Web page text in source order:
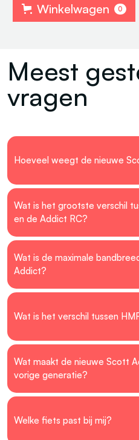
Winkelwagen 0
Meest
vragen
Hoeveel weegt de nieuwe
Wat is het grootste verschil
en de Addict RC?
Wat is de maximale
Addict?
Wat is het verschil tussen
Wat maakt de nieuwe Scott
vorige generatie?
Welke fiets past bij mij?